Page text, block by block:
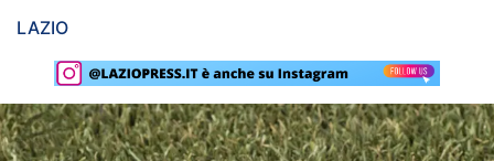
Rassegna Lazio
Social
Calcio
LAZIO